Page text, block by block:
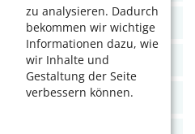
zu analysieren. Dadurch
bekommen wir wichtige
Informationen dazu, wie
wir Inhalte und
Gestaltung der Seite
verbessern können.